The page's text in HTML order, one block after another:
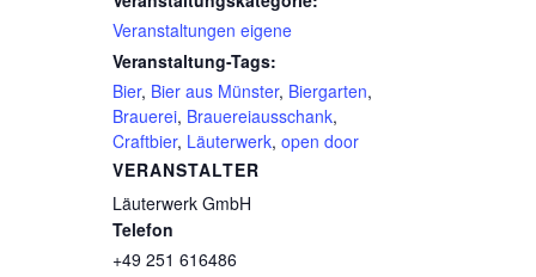
Veranstaltungen eigene
Veranstaltung-Tags:
Bier, Bier aus Münster, Biergarten,
Brauerei, Brauereiausschank,
Craftbier, Läuterwerk, open door
VERANSTALTER
Läuterwerk GmbH
Telefon
+49 251 616486